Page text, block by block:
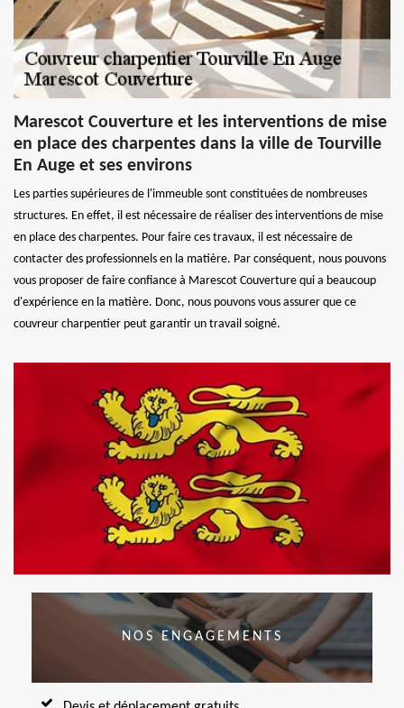
Marescot Couverture et les interventions de mise
en place des charpentes dans la ville de Tourville
En Auge et ses environs
Les parties supérieures de l'immeuble sont constituées de nombreuses
structures. En effet, il est nécessaire de réaliser des interventions de mise
en place des charpentes. Pour faire ces travaux, il est nécessaire de
contacter des professionnels en la matière. Par conséquent, nous pouvons
vous proposer de faire confiance à Marescot Couverture qui a beaucoup
d'expérience en la matière. Donc, nous pouvons vous assurer que ce
couvreur charpentier peut garantir un travail soigné.
NOS ENGAGEMENTS